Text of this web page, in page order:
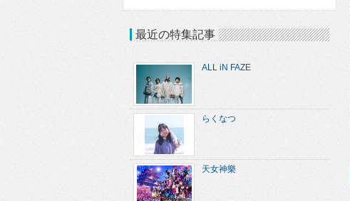
最近の特集記事
ALL iN FAZE
らくなつ
天女神樂